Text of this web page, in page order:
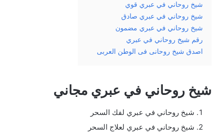
شيخ روحاني في عبري قوي
شيخ روحاني في عبري صادق
شيخ روحاني في عبري مضمون
رقم شيخ روحاني في عبري
اصدق شيخ روحانى فى الوطن العربى
شيخ روحاني في عبري مجاني
شيخ روحاني في عبري لفك السحر
شيخ روحاني في عبري لعلاج السحر